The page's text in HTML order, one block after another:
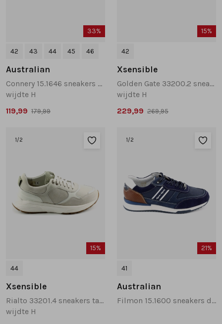
33%
42 43 44 45 46
Australian
Connery 15.1646 sneakers beige multi
wijdte H
119,99 179,99
15%
42
Xsensible
Golden Gate 33200.2 sneakers donkerblauw
wijdte H
229,99 269,95
1 /2
15%
44
Xsensible
Rialto 33201.4 sneakers taupe
wijdte H
1 /2
21%
41
Australian
Filmon 15.1600 sneakers donkerblauw